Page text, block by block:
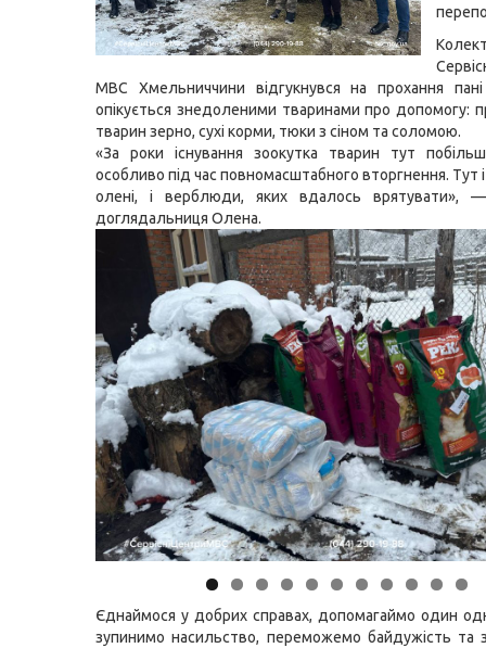
МВС Хмельниччини відгукнувся на прохання
опікується знедоленими тваринами про допомогу:
тварин зерно, сухі корми, тюки з сіном та соломою.
«За роки існування зоокутка тварин тут
особливо під час повномасштабного вторгнення. Тут і
олені, і верблюди, яких вдалось врятувати», —
доглядальниця Олена.
Єднаймося у добрих справах, допомагаймо один
зупинимо насильство, переможемо байдужість та